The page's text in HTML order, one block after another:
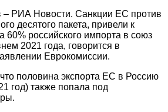
РИА Новости. Санкции ЕС против
десятого пакета, привели к
60% российского импорта в союз
2021 года, говорится в
Еврокомиссии.
половина экспорта ЕС в Россию
год) также попала под